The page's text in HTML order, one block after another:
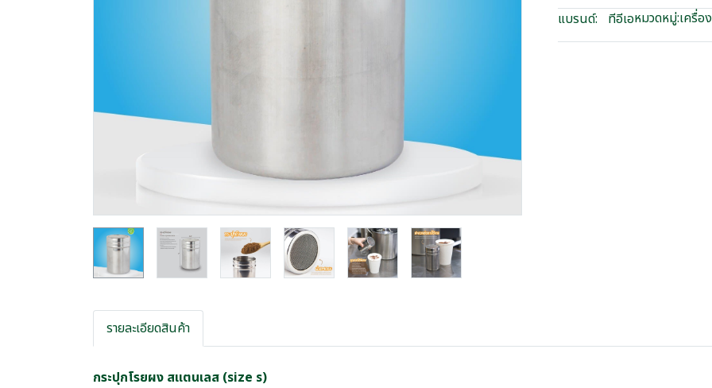
แบรนด์: ทีอีเอหมวดหมู่:เครื่
รายละเอียดสินค้า
กระปุกโรยผง สแตนเลส (size s)